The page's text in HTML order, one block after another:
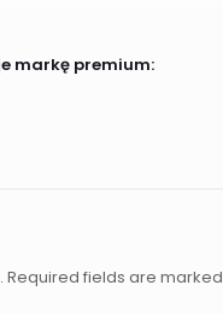
markę premium:
Required fields are marked